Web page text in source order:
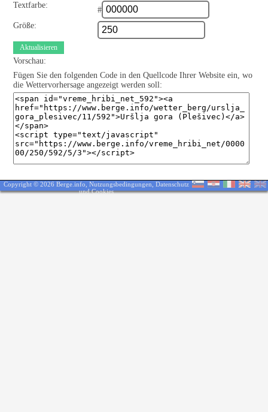
Textfarbe:
#
Größe:
Aktualisieren
Vorschau:
Fügen Sie den folgenden Code in den Quellcode Ihrer Website ein, wo
die Wettervorhersage angezeigt werden soll:
Copyright © 2026 Berge.info, Nutzungsbedingungen Datenschutz
und Cookies